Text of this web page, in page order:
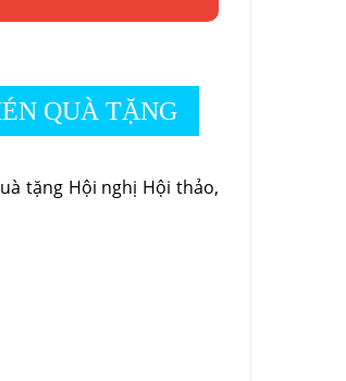
QUÀ TẶNG
tặng Hội nghị Hội thảo,